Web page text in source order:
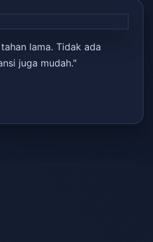
lama. Tidak ada
juga mudah."